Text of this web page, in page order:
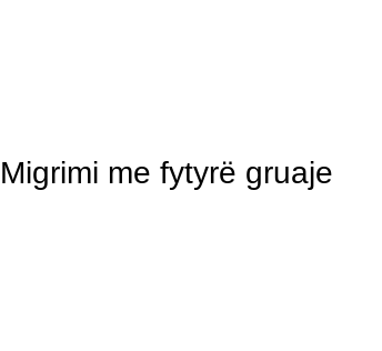
Migrimi me fytyrë gruaje